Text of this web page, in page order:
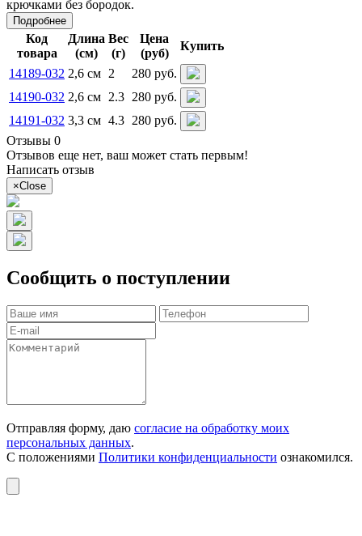
крючками без бородок.
Подробнее
Код
товара
Длина
(см)
Вес
(г)
Цена
(руб)
Купить
14189-032 2,6 см 2
280 руб.
14190-032 2,6 см 2.3 280 руб.
14191-032 3,3 см 4.3 280 руб.
Отзывы 0
Отзывов еще нет, ваш может стать первым!
Написать отзыв
×Close
Сообщить о поступлении
Отправляя форму, даю согласие на обработку моих
персональных данных.
С положениями Политики конфиденциальности ознакомился.